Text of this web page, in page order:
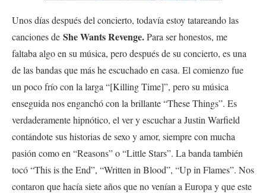
Unos días después del concierto, todavía estoy tatareando las
canciones de She Wants Revenge.Para ser honestos, me
faltaba algo en su música, pero después de su concierto, es una
de las bandas que más he escuchado en casa. El comienzo fue
un poco frío con la larga “[Killing Time]”, pero su música
enseguida nos enganchó con la brillante “These Things”. Es
verdaderamente hipnótico, el ver y escuchar a Justin Warfield
contándote sus historias de sexo y amor, siempre con mucha
pasión como en “Reasons” o “Little Stars”. La banda también
tocó “This is the End”, “Written in Blood”, “Up in Flames”. Nos
contaron que hacía siete años que no venían a Europa y que este